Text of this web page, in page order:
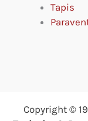
Tapis
Copyright ©